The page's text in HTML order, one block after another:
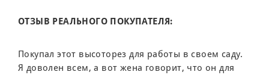
ОТЗЫВ РЕАЛЬНОГО ПОКУПАТЕЛЯ:
Покупал этот высоторез для работы в своем саду.
Я доволен всем, а вот жена говорит, что он для